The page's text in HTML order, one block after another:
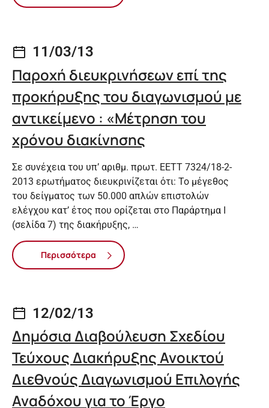
11/03/13
Παροχή διευκρινήσεων επί της
προκήρυξης του διαγωνισμού με
αντικείμενο : «Μέτρηση του
χρόνου διακίνησης
Σε συνέχεια του υπ’ αριθμ. πρωτ. ΕΕΤΤ 7324/18-2-
2013 ερωτήματος διευκρινίζεται ότι: Το μέγεθος
του δείγματος των 50.000 απλών επιστολών
ελέγχου κατ’ έτος που ορίζεται στο Παράρτημα Ι
(σελίδα 7) της διακήρυξης, …
Περισσότερα
12/02/13
Δημόσια Διαβούλευση Σχεδίου
Τεύχους Διακήρυξης Ανοικτού
Διεθνούς Διαγωνισμού Επιλογής
Αναδόχου για το Έργο